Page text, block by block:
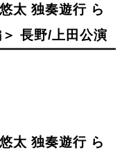
太 独奏遊行 ら
長野/上田公演
太 独奏遊行 ら